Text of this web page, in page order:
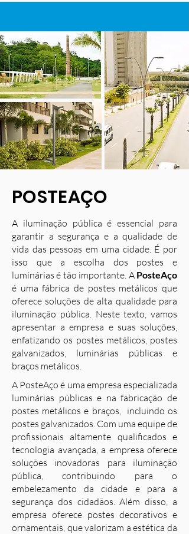
POSTEAÇO
A iluminação pública é essencial para
garantir a segurança e a qualidade de
vida das pessoas em uma cidade. É por
isso que a escolha dos postes e
luminárias é tão importante. A PosteAço
é uma fábrica de postes metálicos que
oferece soluções de alta qualidade para
iluminação pública. Neste texto, vamos
apresentar a empresa e suas soluções,
enfatizando os postes metálicos, postes
galvanizados, luminárias públicas e
braços metálicos.
A PosteAço é uma empresa especializada
luminárias públicas e na fabricação de
postes metálicos e braços, incluindo os
postes galvanizados. Com uma equipe de
profissionais altamente qualificados e
tecnologia avançada, a empresa oferece
soluções inovadoras para iluminação
pública, contribuindo para o
embelezamento da cidade e para a
segurança dos cidadãos. Além disso, a
empresa oferece postes decorativos e
ornamentais, que valorizam a estética da